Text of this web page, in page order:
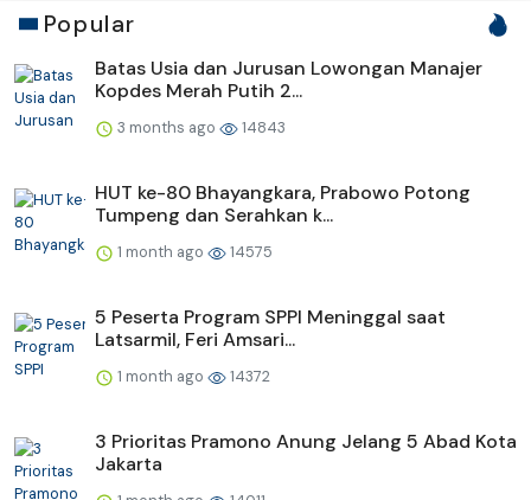
Popular
Batas Usia dan Jurusan Lowongan Manajer
Kopdes Merah Putih 2...
3 months ago 14843
HUT ke-80 Bhayangkara, Prabowo Potong
Tumpeng dan Serahkan k...
1 month ago 14575
5 Peserta Program SPPI Meninggal saat
Latsarmil, Feri Amsari...
1 month ago 14372
3 Prioritas Pramono Anung Jelang 5 Abad Kota
Jakarta